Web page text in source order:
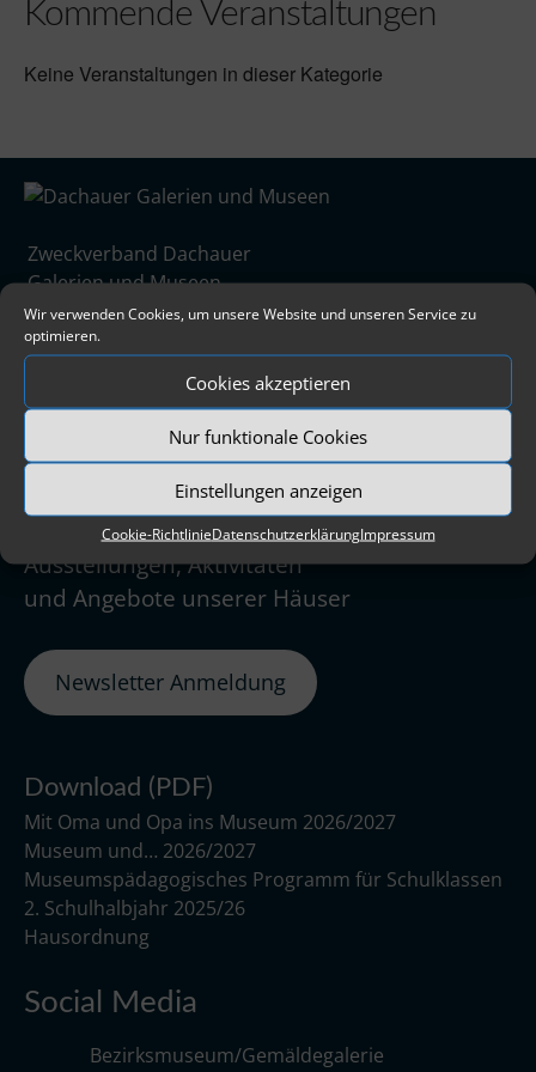
Wir verwenden Cookies, um unsere Website und unseren Service zu
optimieren.
Cookies akzeptieren
Nur funktionale Cookies
Einstellungen anzeigen
Cookie-RichtlinieDatenschutzerklärungImpressum
Kommende Veranstaltungen
Keine Veranstaltungen in dieser Kategorie
Zweckverband Dachauer
Galerien und Museen
Augsburger Str. 3
85221 Dachau
info@dachauer-galerien-museen.de
Newsletter
Bleiben Sie informiert über
Ausstellungen, Aktivitäten
und Angebote unserer Häuser
Newsletter Anmeldung
Download (PDF)
Mit Oma und Opa ins Museum 2026/2027
Museum und… 2026/2027
Museumspädagogisches Programm für Schulklassen
2. Schulhalbjahr 2025/26
Hausordnung
Social Media
Bezirksmuseum/Gemäldegalerie